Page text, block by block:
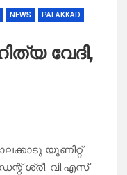
NEWS
PALAKKAD
വേദി,
യൂണിറ്റ്
ശ്രീ. വി.എസ്